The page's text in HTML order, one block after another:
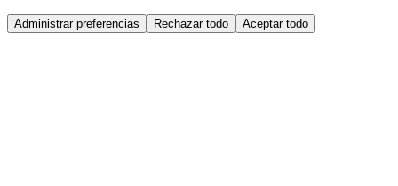
Administrar preferencias Rechazar todo Aceptar todo